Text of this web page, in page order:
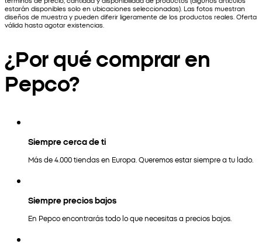
estarán disponibles solo en ubicaciones seleccionadas). Las fotos muestran
diseños de muestra y pueden diferir ligeramente de los productos reales. Oferta
válida hasta agotar existencias.
¿Por qué comprar en
Pepco?
Siempre cerca de ti
Más de 4.000 tiendas en Europa. Queremos estar siempre a tu lado.
Siempre precios bajos
En Pepco encontrarás todo lo que necesitas a precios bajos.